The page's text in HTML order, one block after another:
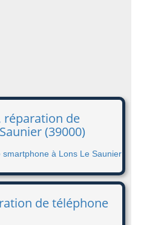
réparation de
(39000)
à Lons Le Saunier
de téléphone